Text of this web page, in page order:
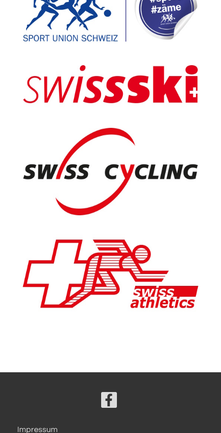
Impressum